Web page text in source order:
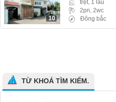
10
trệt, 1 lầu
2pn, 2wc
Đông bắc
TỪ KHOÁ TÌM KIẾM.